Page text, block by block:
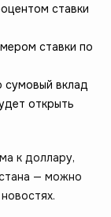
ставки
ставки по
сумовый вклад
открыть
к доллару,
— можно